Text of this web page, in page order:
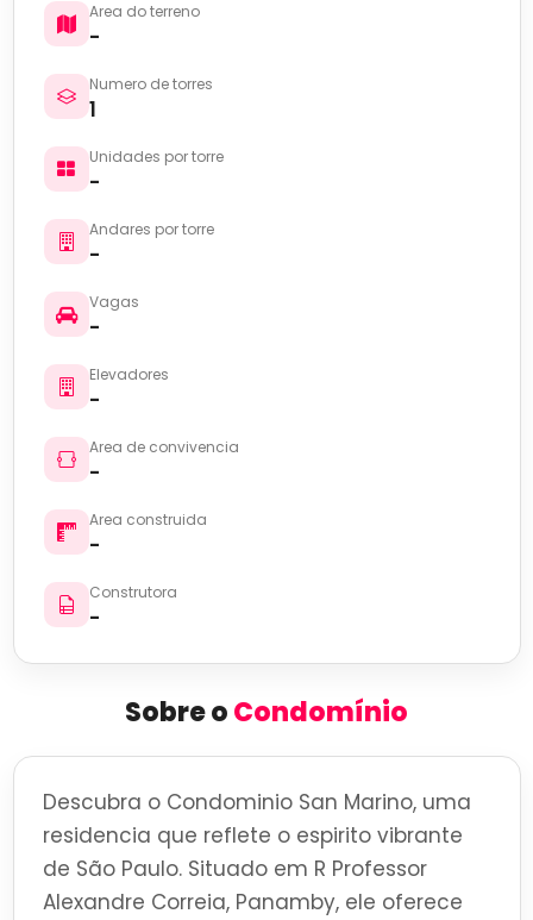
Area do terreno
-
Numero de torres
1
Unidades por torre
-
Andares por torre
-
Vagas
-
Elevadores
-
Area de convivencia
-
Area construida
-
Construtora
-
Sobre oCondomínio
Descubra o Condominio San Marino, uma
residencia que reflete o espirito vibrante
de São Paulo. Situado em R Professor
Alexandre Correia, Panamby, ele oferece